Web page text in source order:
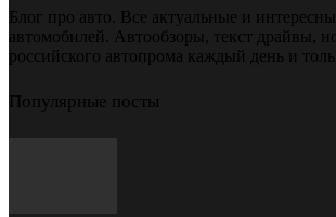
Блог про авто. Все актуальные и
автомобилей. Автообзоры, текст драйвы,
российского автопрома каждый день и
Популярные посты